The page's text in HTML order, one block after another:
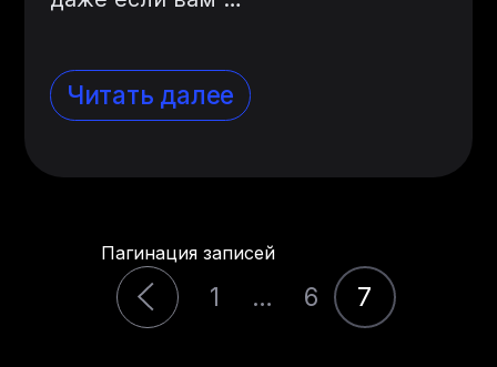
Читать далее
Пагинация записей
1 … 6 7